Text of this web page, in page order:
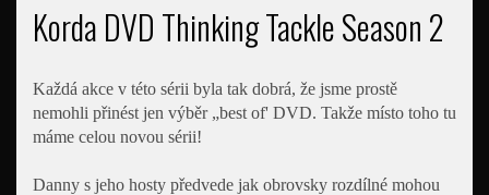
Korda DVD Thinking Tackle Season 2
Každá akce v této sérii byla tak dobrá, že jsme prostě
nemohli přinést jen výběr „best of' DVD. Takže místo toho tu
máme celou novou sérii!
Danny s jeho hosty předvede jak obrovsky rozdílné mohou